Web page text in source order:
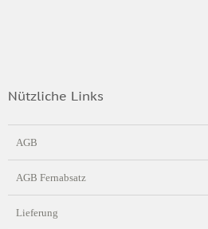
Nützliche Links
AGB
AGB Fernabsatz
Lieferung